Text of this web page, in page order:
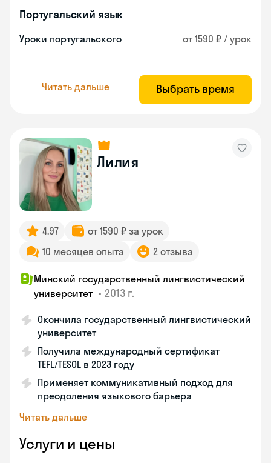
Португальский язык
Уроки португальского от 1590 ₽ / урок
Читать дальше Выбрать время
Лилия
4.97
от 1590 ₽ за урок
10 месяцев опыта
2 отзыва
Минский государственный лингвистический
университет • 2013 г.
Окончила государственный лингвистический
университет
Получила международный сертификат
TEFL/TESOL в 2023 году
Применяет коммуникативный подход для
преодоления языкового барьера
Читать дальше
Услуги и цены